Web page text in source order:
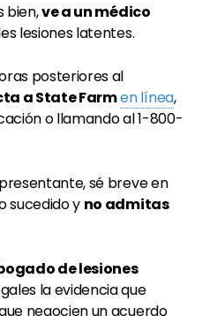
bien,ve a un médico
lesiones latentes.
posteriores al
a State Farmen línea,
o llamando al 1-800-
sé breve en
sucedido y no admitas
de lesiones
la evidencia que
negocien un acuerdo